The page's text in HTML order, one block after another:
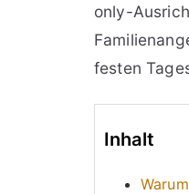
only-
festen
Inhalt